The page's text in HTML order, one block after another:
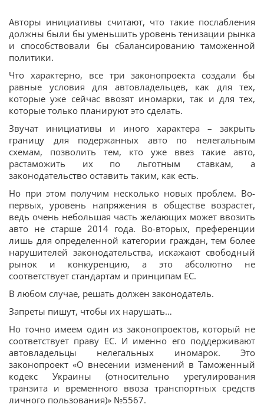
Авторы инициативы считают, что такие послабления
должны были бы уменьшить уровень тенизации рынка
и способствовали бы сбалансированию таможенной
политики.
Что характерно, все три законопроекта создали бы
равные условия для автовладельцев, как для тех,
которые уже сейчас ввозят иномарки, так и для тех,
которые только планируют это сделать.
Звучат инициативы и иного характера – закрыть
границу для подержанных авто по нелегальным
схемам, позволить тем, кто уже ввез такие авто,
растаможить их по льготным ставкам, а
законодательство оставить таким, как есть.
Но при этом получим несколько новых проблем. Во-
первых, уровень напряжения в обществе возрастет,
ведь очень небольшая часть желающих может ввозить
авто не старше 2014 года. Во-вторых, преференции
лишь для определенной категории граждан, тем более
нарушителей законодательства, искажают свободный
рынок и конкуренцию, а это абсолютно не
соответствует стандартам и принципам ЕС.
В любом случае, решать должен законодатель.
Запреты пишут, чтобы их нарушать…
Но точно имеем один из законопроектов, который не
соответствует праву ЕС. И именно его поддерживают
автовладельцы нелегальных иномарок. Это
законопроект «О внесении изменений в Таможенный
кодекс Украины (относительно урегулирования
транзита и временного ввоза транспортных средств
личного пользования)» №5567.